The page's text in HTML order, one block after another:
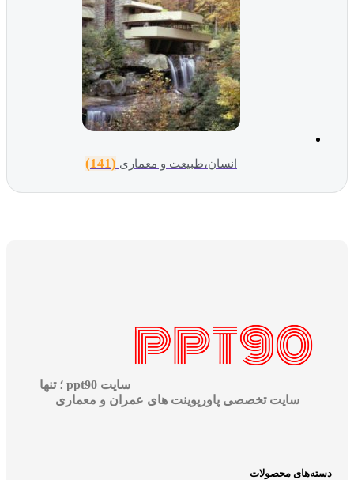
انسان،طبیعت و معماری (141)
سایت ppt90 ؛ تنها
سایت تخصصی پاورپوینت های عمران و معماری
محصولات